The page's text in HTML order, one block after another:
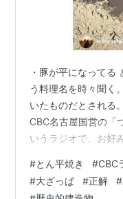
・豚が平になってる
う料理名を時々聞く
いたものだとされる
CBC名古屋国営の「
いうラジオで、お好
い。関西人は身近に
どに行ったのは修学
#とん平焼き #CBC
#大ざっぱ #正解 #